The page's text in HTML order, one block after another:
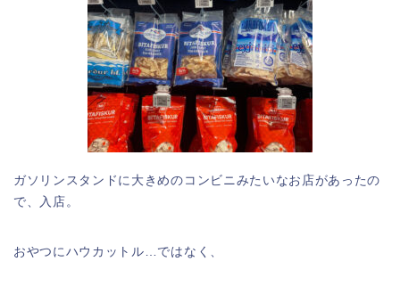
ガソリンスタンドに大きめのコンビニみたいなお店があったの
で、入店。
おやつにハウカットル…ではなく、